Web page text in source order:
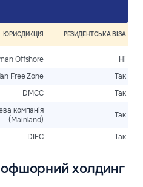
ЮРИСДИКЦІЯ РЕЗИДЕНТСЬКА ВІЗА
Offshore
Ні
Free Zone Так
DMCC Так
компанія
(Mainland)
Так
DIFC Так
холдинг